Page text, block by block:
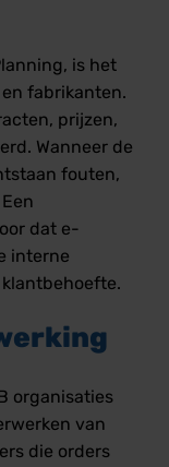
is het
fabrikanten.
prijzen,
Wanneer de
fouten,
dat e-
interne
organisaties
van
die orders